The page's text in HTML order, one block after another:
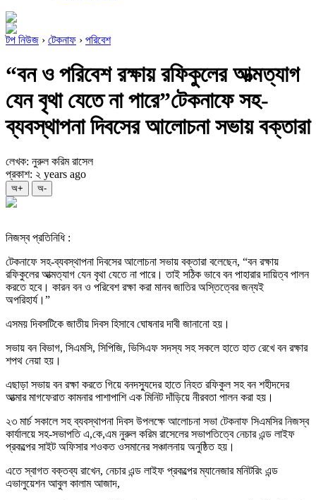
টপ নিউজ › টেকনাফ › পরিবেশ
“বন ও পরিবেশ রক্ষায় রফিকুলের আত্মত্যাগ
যেন বৃথা যেতে না পারে”টেকনাফে সহ-
ব্যবস্থাপনা দিবসের আলোচনা সভায় বক্তারা
লেখক: নুরুল করিম রাসেল
প্রকাশ: ২ years ago
অ+ অ-
নিজস্ব প্রতিনিধি :
টেকনাফে সহ-ব্যবস্থাপনা দিবসের আলোচনা সভায় বক্তারা বলেছেন, “বন রক্ষায়
রফিকুলের আত্মত্যাগ যেন বৃথা যেতে না পারে। তাই সঠিক ভাবে বন পাহারার দায়িত্ব পালন
করতে হবে। কারন বন ও পরিবেশ রক্ষা করা মানব জাতির অস্তিত্বের জন্যই
অপরিহার্য।”
এসময় দিবসটিকে জাতীয় দিবস হিসাবে ঘোষনার দাবী জানানো হয়।
সভায় বন বিভাগ, সিএমসি, সিপিজি, ভিসিএফ সদস্য সহ সকলে হাতে হাত রেখে বন রক্ষার
শপথ নেয়া হয়।
এছাড়া সভায় বন রক্ষা করতে গিয়ে বনদস্যুদের হাতে নিহত রফিকুল সহ বন শহীদদের
আত্মার মাগফেরাত কামনার পাশাপাশি এক মিনিট দাঁড়িয়ে নীরবতা পালন করা হয়।
২৩ মার্চ সকালে সহ ব্যবস্থাপনা দিবস উপলক্ষে আলোচনা সভা টেকনাফ সিএমসির নিজস্ব
কার্যালয়ে সহ-সভাপতি এ,কে,এম নুরুল করিম রাসেলের সভাপতিত্বে নেচার এন্ড লাইফ
প্রকল্পের সাইট অফিসার শওকত ওসমানের সঞ্চালনায় অনুষ্ঠিত হয়।
এতে স্বাগত বক্তব্য রাখেন, নেচার এন্ড লাইফ প্রকল্পের ম্যানেজার মনিটরিং এন্ড
এভালুয়েশন আবুল কালাম আজাদ,